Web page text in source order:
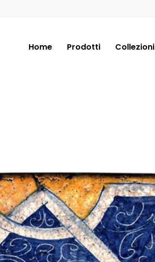
Home Prodotti Collezioni